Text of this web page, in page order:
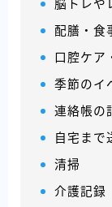
脳トレや
配膳・食
口腔ケア
季節のイ
連絡帳の
自宅まで
清掃
介護記録